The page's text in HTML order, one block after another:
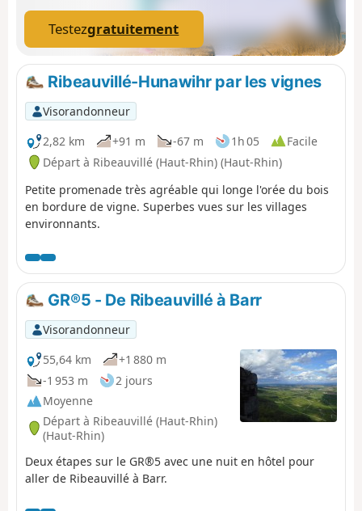
Testezgratuitement
Ribeauvillé-Hunawihr par les vignes
Visorandonneur
2,82 km
+91 m -67 m 1h 05
Facile
Départ à Ribeauvillé (Haut-Rhin) (Haut-Rhin)
Petite promenade très agréable qui longe l'orée du bois
en bordure de vigne. Superbes vues sur les villages
environnants.
GR®5 - De Ribeauvillé à Barr
Visorandonneur
55,64 km
+1 880 m
-1 953 m
2 jours
Moyenne
Départ à Ribeauvillé (Haut-Rhin)
(Haut-Rhin)
Deux étapes sur le GR®5 avec une nuit en hôtel pour
aller de Ribeauvillé à Barr.